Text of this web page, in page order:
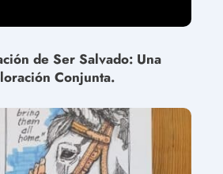
de Ser Salvado: Una
Conjunta.